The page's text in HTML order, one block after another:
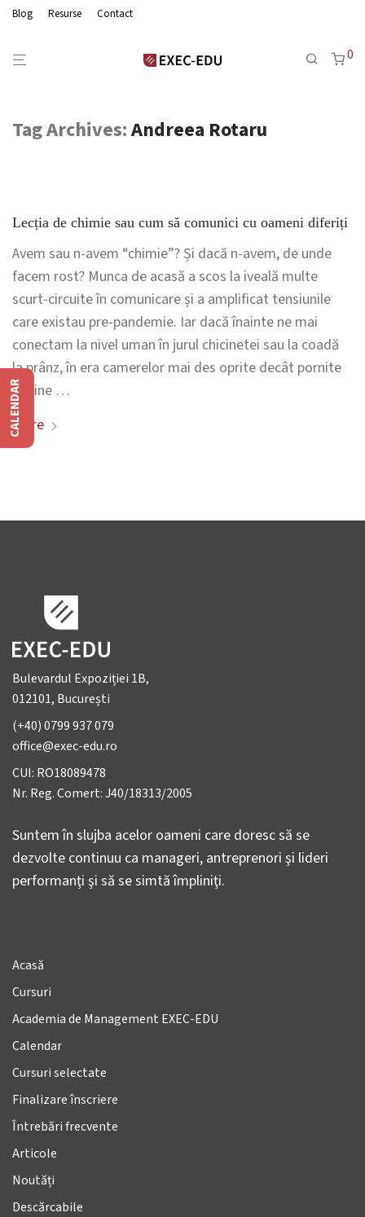
Blog Resurse Contact
0
Tag Archives:Andreea Rotaru
Lecția de chimie sau cum să comunici cu oameni diferiți
Avem sau n-avem “chimie”? Și dacă n-avem, de unde
facem rost? Munca de acasă a scos la iveală multe
scurt-circuite în comunicare și a amplificat tensiunile
care existau pre-pandemie. Iar dacă înainte ne mai
conectam la nivel uman în jurul chicinetei sau la coadă
la prânz, în era camerelor mai des oprite decât pornite
devine …
More
Bulevardul Expoziției 1B,
012101, București
(+40) 0799 937 079
office@exec-edu.ro
CUI: RO18089478
Nr. Reg. Comert: J40/18313/2005
Suntem în slujba acelor oameni care doresc să se
dezvolte continuu ca manageri, antreprenori şi lideri
performanţi şi să se simtă împliniţi.
Acasă
Cursuri
Academia de Management EXEC-EDU
Calendar
Cursuri selectate
Finalizare înscriere
Întrebări frecvente
Articole
Noutăți
Descărcabile
CALENDAR